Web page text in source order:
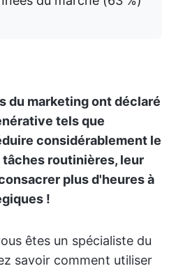
du marketing ont déclaré
tels que
considérablement le
routinières, leur
plus d'heures à
!
êtes un spécialiste du
savoir comment utiliser